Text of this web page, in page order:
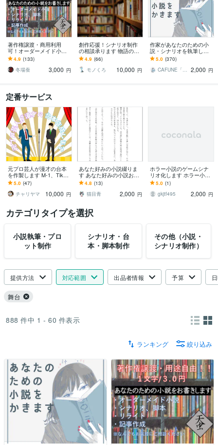
著作権譲渡・商用利用
可！オーダーメイド小説
書きます 小説、シナリ
オ、リライト、記事作
成。純文学からラノベま
4.9 (133)
冬場蚕
3,000 円
創作応援！シナリオ制作
の相談承ります 物語の展
開・構成・進め方に迷っ
ている方へ
4.9 (66)
モノくろ
10,000 円
作家があなたのための小
説・シナリオを執筆しま
す ✴︎実績300以上✴︎小説・
シナリオ・プロット執筆
いたします
5.0 (370)
CAFUNE「カフネ」 2,000 円
定番サービス
元プロ芸人が漫才の台本
を作製します M-1、TikTo
k、YouTube、余興など幅
広く対応
5.0 (47)
チャリヤマ
10,000 円
あなた好みの小説綴りま
す あなた好みの小説お書
きします。
4.8 (13)
猫目青
2,000 円
ホラー小説のゲームシナ
リオ化します ホラー小説
のゲームシナリオ化をお
願いします
5.0 (1)
gkjtf495
2,000 円
カテゴリタイプを選択
小説執筆・プロ
ット制作
シナリオ・台
本・脚本制作
その他（小説・
シナリオ制作）
提供方法 対応範囲 出品者情報 予算
舞台
888 件中 1 - 60 件表示
ランキング 絞り込み